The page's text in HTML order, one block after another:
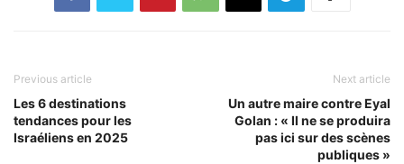
Previous article
Les 6 destinations
tendances pour les
Israéliens en 2025
Next article
Un autre maire contre Eyal
Golan : « Il ne se produira
pas ici sur des scènes
publiques »